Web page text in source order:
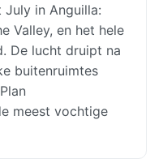
in Anguilla:
Valley, en het hele
De lucht druipt na
buitenruimtes
meest vochtige